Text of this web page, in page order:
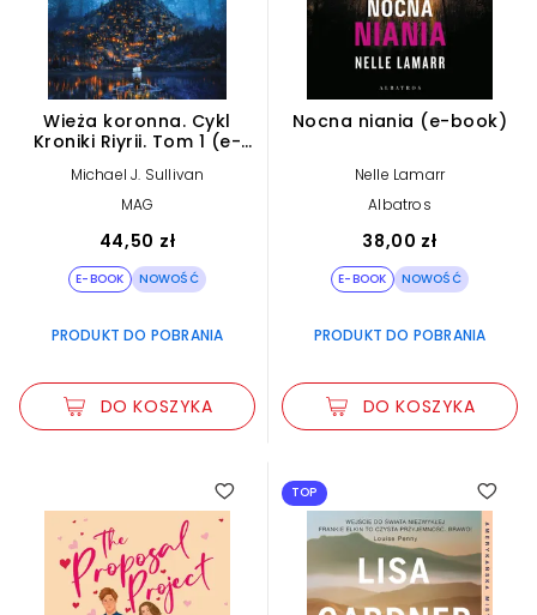
Wieża koronna. Cykl
Kroniki Riyrii. Tom 1 (e-
Michael J. Sullivan
MAG
44,50 zł
E-BOOK NOWOŚĆ
PRODUKT DO POBRANIA
DO KOSZYKA
Nocna niania (e-book)
Nelle Lamarr
Albatros
38,00 zł
E-BOOK NOWOŚĆ
PRODUKT DO POBRANIA
DO KOSZYKA
TOP